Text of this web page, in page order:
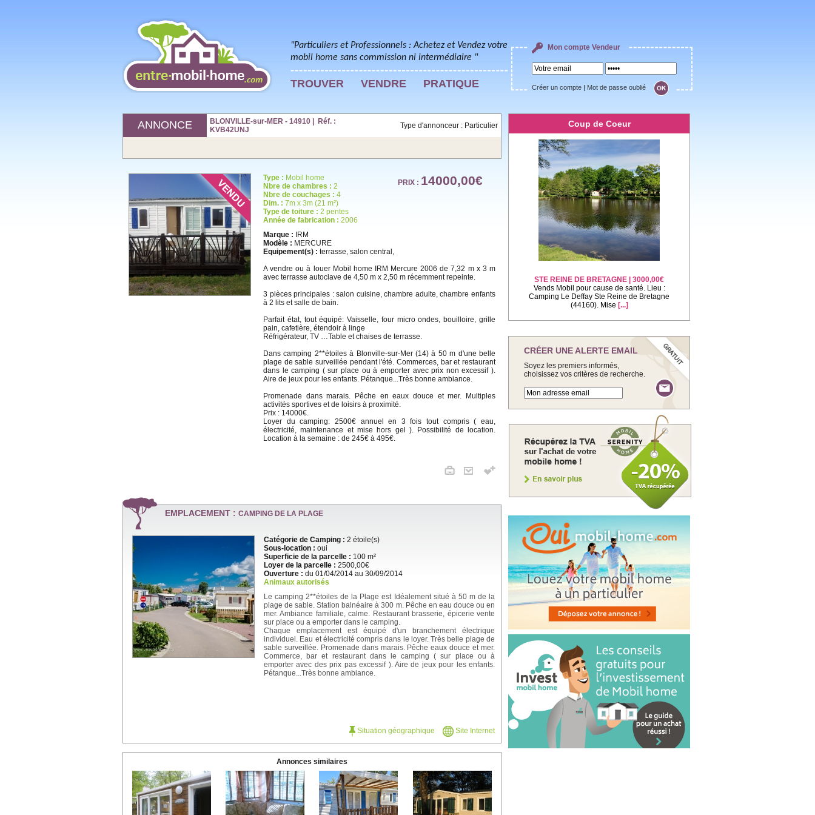
"Particuliers et Professionnels : Achetez et Vendez votre
mobil home sans commission ni intermédiaire "
TROUVER VENDRE PRATIQUE
Mon compte Vendeur
Créer un compte Mot de passe oublié
ANNONCE
BLONVILLE-sur-MER - 14910 | Réf. :
KVB42UNJ
Type d'annonceur : Particulier
Type : Mobil home
Nbre de chambres : 2
Nbre de couchages : 4
Dim. : 7m x 3m (21 m²)
Type de toiture : 2 pentes
Année de fabrication : 2006
PRIX : 14000,00€
Marque : IRM
Modèle : MERCURE
Equipement(s) : terrasse, salon central,
A vendre ou à louer Mobil home IRM Mercure 2006 de 7,32 m x 3 m
avec terrasse autoclave de 4,50 m x 2,50 m récemment repeinte.
3 pièces principales : salon cuisine, chambre adulte, chambre enfants
à 2 lits et salle de bain.
Parfait état, tout équipé: Vaisselle, four micro ondes, bouilloire, grille
pain, cafetière, étendoir à linge
Réfrigérateur, TV …Table et chaises de terrasse.
Dans camping 2**étoiles à Blonville-sur-Mer (14) à 50 m d'une belle
plage de sable surveillée pendant l'été. Commerces, bar et restaurant
dans le camping ( sur place ou à emporter avec prix non excessif ).
Aire de jeux pour les enfants. Pétanque...Très bonne ambiance.
Promenade dans marais. Pêche en eaux douce et mer. Multiples
activités sportives et de loisirs à proximité.
Prix : 14000€.
Loyer du camping: 2500€ annuel en 3 fois tout compris ( eau,
électricité, maintenance et mise hors gel ). Possibilité de location.
Location à la semaine : de 245€ à 495€.
EMPLACEMENT : CAMPING DE LA PLAGE
Catégorie de Camping : 2 étoile(s)
Sous-location : oui
Superficie de la parcelle : 100 m²
Loyer de la parcelle : 2500,00€
Ouverture : du 01/04/2014 au 30/09/2014
Animaux autorisés
Le camping 2**étoiles de la Plage est Idéalement situé à 50 m de la
plage de sable. Station balnéaire à 300 m. Pêche en eau douce ou en
mer. Ambiance familiale, calme. Restaurant brasserie, épicerie vente
sur place ou a emporter dans le camping.
Chaque emplacement est équipé d'un branchement électrique
individuel. Eau et électricité compris dans le loyer. Très belle plage de
sable surveillée. Promenade dans marais. Pêche eaux douce et mer.
Commerce, bar et restaurant dans le camping ( sur place ou à
emporter avec des prix pas excessif ). Aire de jeux pour les enfants.
Pétanque...Très bonne ambiance.
Situation géographique Site Internet
Annonces similaires
Coup de Coeur
STE REINE DE BRETAGNE | 3000,00€
Vends Mobil pour cause de santé. Lieu :
Camping Le Deffay Ste Reine de Bretagne
(44160). Mise [...]
CRÉER UNE ALERTE EMAIL
Soyez les premiers informés,
choisissez vos critères de recherche.